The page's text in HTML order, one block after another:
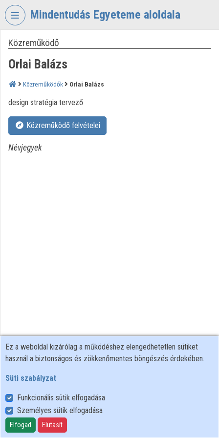
Fejléc kihagyása
Mindentudás Egyeteme aloldala
VIDEOTORIUM
MINDENTUDÁS
EGYETEME
Intézményi kezdőlap
Bejelentkezés
Intézményi felfedezés
Közreműködő
Orlai Balázs
Közreműködők Orlai Balázs
design stratégia tervező
Közreműködő felvételei
Névjegyek
Felhasználói szabályzat
Adatkezelési tájékoztató
Süti szabályzat
Ez a weboldal kizárólag a működéshez elengedhetetlen sütiket
használ a biztonságos és zökkenőmentes böngészés érdekében.
Süti szabályzat
Funkcionális sütik elfogadása
Személyes sütik elfogadása
Elfogad Elutasít